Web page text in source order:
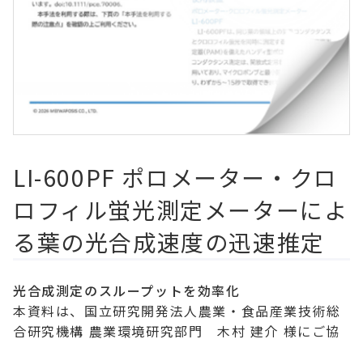
LI-600PF ポロメーター・クロ
ロフィル蛍光測定メーターによ
る葉の光合成速度の迅速推定
光合成測定のスループットを効率化
本資料は、国立研究開発法人農業・食品産業技術総
合研究機構 農業環境研究部門 木村 建介 様にご協